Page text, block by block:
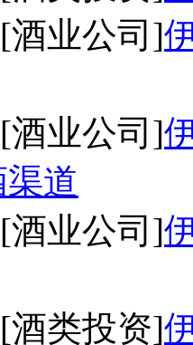
[酒业公司]
[酒业公司]
道
[酒业公司]
[酒类投资]